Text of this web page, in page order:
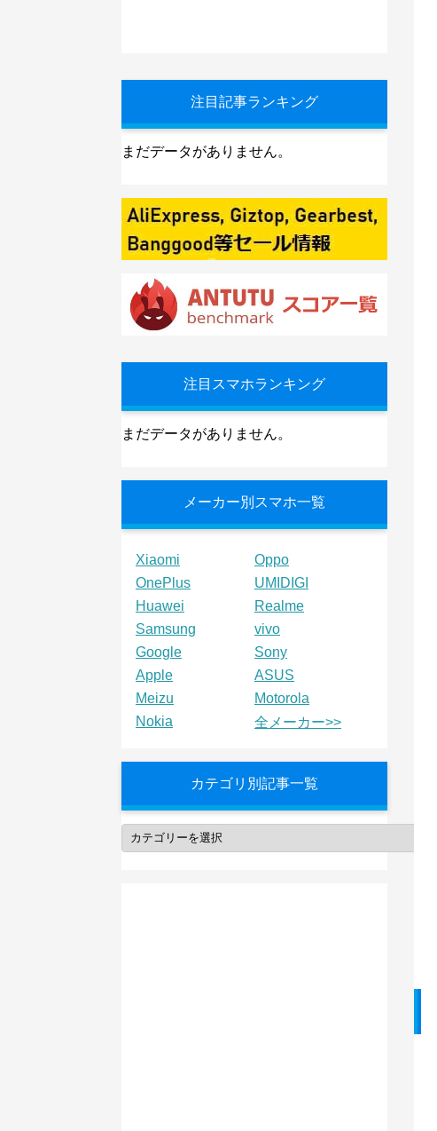
注目記事ランキング
まだデータがありません。
注目スマホランキング
まだデータがありません。
メーカー別スマホ一覧
Xiaomi
Oppo
OnePlus
UMIDIGI
Huawei
Realme
Samsung
vivo
Google
Sony
Apple
ASUS
Meizu
Motorola
Nokia
全メーカー>>
カテゴリ別記事一覧